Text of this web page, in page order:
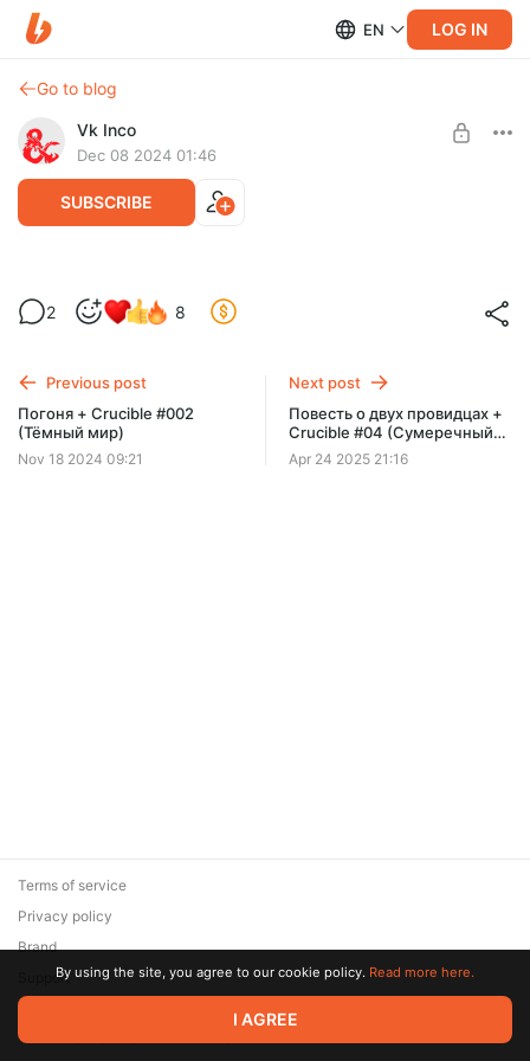
EN LOG IN
Go to blog
Vk Inco
Dec 08 2024 01:46
SUBSCRIBE
Дракон бесконечной тьмы
Дракон бесконечной тьмы - это D&D5e приключение для
приключения и доп. материалы
Level required:
UNLOCK POST
2 8
Previous post
Погоня + Crucible #002
(Тёмный мир)
Nov 18 2024 09:21
Next post
Повесть о двух провидцах +
Crucible #04 (Сумеречный
лес)
Apr 24 2025 21:16
© 2026 Zaya Solutions Limited. All rights reserved. All trademarks
are the property of their respective owners.
Terms of service
Privacy policy
Brand
SupportBy using the site, you agree to our cookie policy. Read more here.
I AGREE